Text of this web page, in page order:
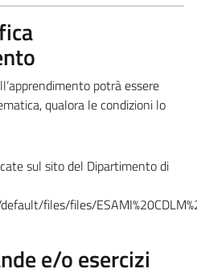
potrà essere
qualora le condizioni lo
sul sito del Dipartimento di
files/files/
e/o esercizi